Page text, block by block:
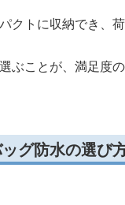
クトに収納でき、
ぶことが、満足度
グ防水の選び